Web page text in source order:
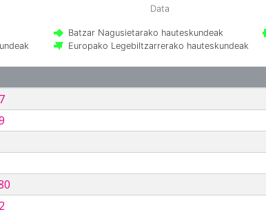
Data
Batzar Nagusietarako hauteskundeak
Europako Legebiltzarrerako hauteskundeak